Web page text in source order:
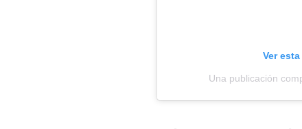
Ver
Una publicación